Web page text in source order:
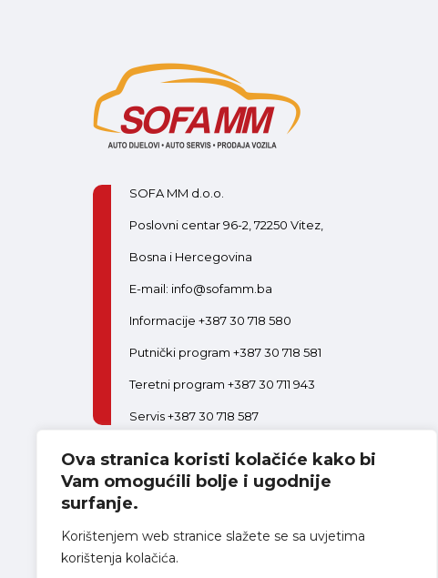
Ova stranica koristi kolačiće kako bi
Vam omogućili bolje i ugodnije
surfanje.
Korištenjem web stranice slažete se sa uvjetima
korištenja kolačića.
SOFA MM d.o.o.
Poslovni centar 96-2, 72250 Vitez,
Bosna i Hercegovina
E-mail: info@sofamm.ba
Informacije +387 30 718 580
Putnički program +387 30 718 581
Teretni program +387 30 711 943
Servis +387 30 718 587
PON-PET:08:00-16:30SUB:08:00-14:00
Postani dio tima